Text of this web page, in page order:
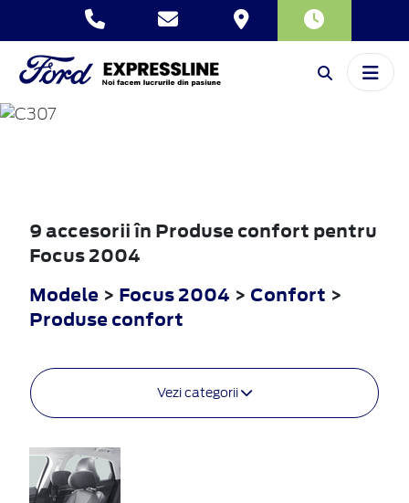
FOCUS
9 accesorii în Produse confort pentru
Focus 2004
Modele > Focus 2004 > Confort >
Produse confort
Vezi categorii